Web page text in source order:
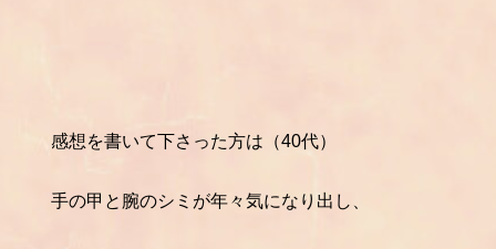
感想を書いて下さった方は（40代）
手の甲と腕のシミが年々気になり出し、